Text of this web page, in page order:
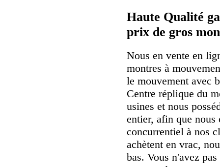
Haute Qualité
prix de gros
Nous en vente en
montres à
le mouvement avec
Centre réplique du
usines et nous
entier, afin que
concurrentiel à nos
achètent en vrac,
bas. Vous n'avez